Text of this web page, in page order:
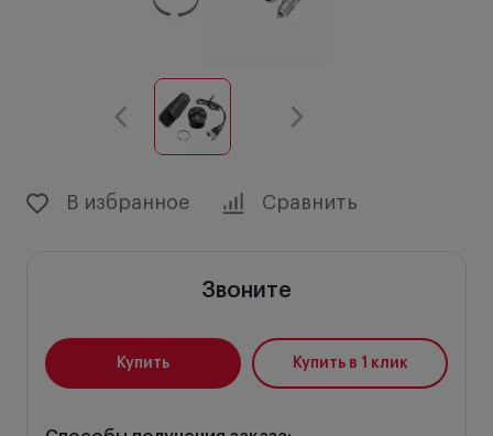
В избранное Сравнить
Звоните
Купить Купить в 1 клик